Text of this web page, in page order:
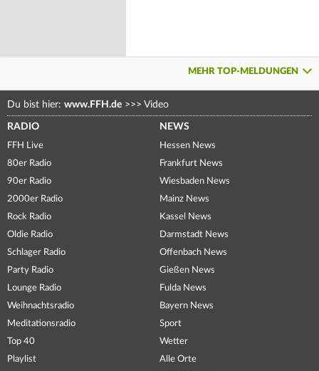
MEHR TOP-MELDUNGEN
Du bist hier: www.FFH.de >>> Video
RADIO
FFH Live
80er Radio
90er Radio
2000er Radio
Rock Radio
Oldie Radio
Schlager Radio
Party Radio
Lounge Radio
Weihnachtsradio
Meditationsradio
Top 40
Playlist
NEWS
Hessen News
Frankfurt News
Wiesbaden News
Mainz News
Kassel News
Darmstadt News
Offenbach News
Gießen News
Fulda News
Bayern News
Sport
Wetter
Alle Orte